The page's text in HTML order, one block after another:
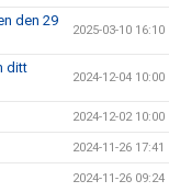
den 29
2025-03-10 16:10
ditt
2024-12-04 10:00
2024-12-02 10:00
2024-11-26 17:41
2024-11-26 09:24